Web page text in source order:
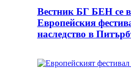
Вестник БГ БЕН се
Европейския
наследство в